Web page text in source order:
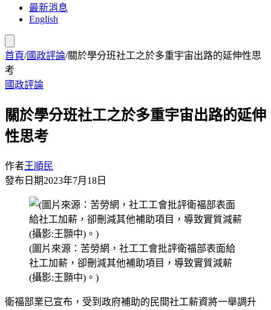
最新消息
English
首頁/國政評論/關於學分班社工之於多重宇宙出路的延伸性思
考
國政評論
關於學分班社工之於多重宇宙出路的延伸
性思考
作者王順民
發布日期2023年7月18日
(圖片來源：苦勞網，社工工會批評衛福部表面給
社工加薪，卻刪減其他補助項目，導致實質減薪
(攝影:王顥中)。)
衛福部業已宣布，受到政府補助的民間社工薪資將一舉調升